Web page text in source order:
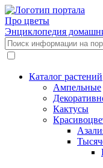
Про цветы
Энциклопедия
Каталог растений
Ампельные
Кактусы